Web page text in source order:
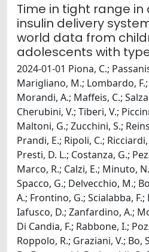
Time in tight range
insulin delivery
world data from
adolescents with
2024-01-01 Piona, C.;
Marigliano, M.; Lombardo,
Morandi, A.; Maffeis, C.;
Cherubini, V.; Tiberi, V.;
Maltoni, G.; Zucchini, S.;
Prandi, E.; Ripoli, C.;
Presti, D. L.; Costanza, G.;
Marco, R.; Calzi, E.; Minuto,
Spacco, G.; Delvecchio, M.;
A.; Frontino, G.; Scialabba,
Iafusco, D.; Zanfardino, A.;
Di Candia, F.; Rabbone, I.;
Roppolo, R.; Graziani, V.; Bo,